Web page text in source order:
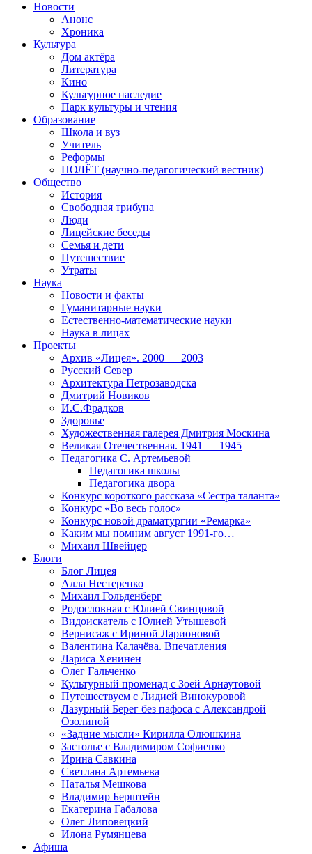
Новости
Анонс
Хроника
Культура
Дом актёра
Литература
Кино
Культурное наследие
Парк культуры и чтения
Образование
Школа и вуз
Учитель
Реформы
ПОЛЁТ (научно-педагогический вестник)
Общество
История
Свободная трибуна
Люди
Лицейские беседы
Семья и дети
Путешествие
Утраты
Наука
Новости и факты
Гуманитарные науки
Естественно-математические науки
Наука в лицах
Проекты
Архив «Лицея». 2000 — 2003
Русский Север
Архитектура Петрозаводска
Дмитрий Новиков
И.С.Фрадков
Здоровье
Художественная галерея Дмитрия Москина
Великая Отечественная. 1941 — 1945
Педагогика С. Артемьевой
Педагогика школы
Педагогика двора
Конкурс короткого рассказа «Сестра таланта»
Конкурс «Во весь голос»
Конкурс новой драматургии «Ремарка»
Каким мы помним август 1991-го…
Михаил Швейцер
Блоги
Блог Лицея
Алла Нестеренко
Михаил Гольденберг
Родословная с Юлией Свинцовой
Видоискатель с Юлией Утышевой
Вернисаж с Ириной Ларионовой
Валентина Калачёва. Впечатления
Лариса Хенинен
Олег Гальченко
Культурный променад с Зоей Арнаутовой
Путешествуем с Лидией Винокуровой
Лазурный Берег без пафоса с Александрой
Озолиной
«Задние мысли» Кирилла Олюшкина
Застолье с Владимиром Софиенко
Ирина Савкина
Светлана Артемьева
Наталья Мешкова
Владимир Берштейн
Екатерина Габалова
Олег Липовецкий
Илона Румянцева
Афиша